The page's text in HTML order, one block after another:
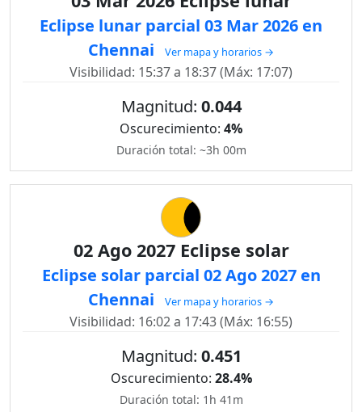
Eclipse lunar parcial 03 Mar 2026 en
Chennai
Ver mapa y horarios →
Visibilidad: 15:37 a 18:37 (Máx: 17:07)
Magnitud: 0.044
Oscurecimiento: 4%
Duración total: ~3h 00m
02 Ago 2027 Eclipse solar
Eclipse solar parcial 02 Ago 2027 en
Chennai
Ver mapa y horarios →
Visibilidad: 16:02 a 17:43 (Máx: 16:55)
Magnitud: 0.451
Oscurecimiento: 28.4%
Duración total: 1h 41m